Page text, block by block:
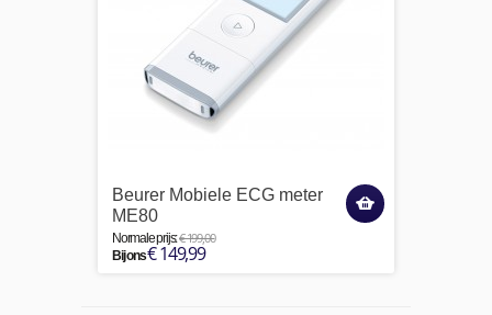
Beurer Mobiele ECG meter
ME80
Normale prijs:€ 199,00
Bij ons€ 149,99